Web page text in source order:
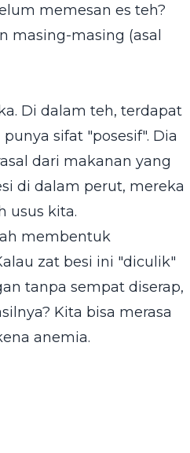
memesan es teh?
masing-masing (asal
Di dalam teh, terdapat
sifat "posesif". Dia
dari makanan yang
di dalam perut, mereka
usus kita.
membentuk
zat besi ini "diculik"
tanpa sempat diserap,
Kita bisa merasa
anemia.